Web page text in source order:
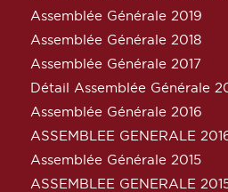
Assemblée Générale 2019
Assemblée Générale 2018
Assemblée Générale 2017
Détail Assemblée Générale
Assemblée Générale 2016
ASSEMBLEE GENERALE
Assemblée Générale 2015
ASSEMBLEE GENERALE